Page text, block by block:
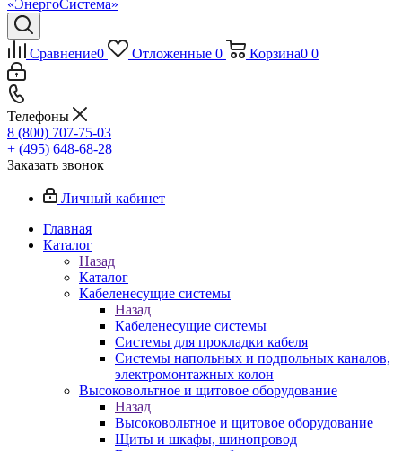
Сравнение0 Отложенные 0 Корзина0 0
Телефоны
8 (800) 707-75-03
+ (495) 648-68-28
Заказать звонок
Личный кабинет
Главная
Каталог
Назад
Каталог
Кабеленесущие системы
Назад
Кабеленесущие системы
Системы для прокладки кабеля
Системы напольных и подпольных каналов,
электромонтажных колон
Высоковольтное и щитовое оборудование
Назад
Высоковольтное и щитовое оборудование
Щиты и шкафы, шинопровод